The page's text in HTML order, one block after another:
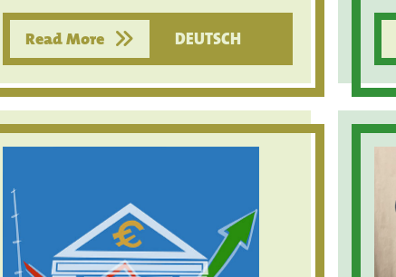
Read More DEUTSCH